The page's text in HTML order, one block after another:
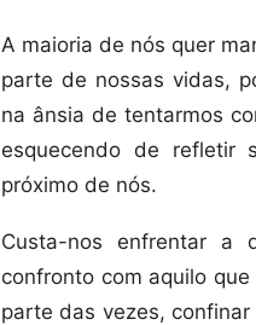
A maioria de nós quer
parte de nossas vidas,
na ânsia de tentarmos
esquecendo de refletir
próximo de nós.
Custa-nos enfrentar a
confronto com aquilo
parte das vezes,